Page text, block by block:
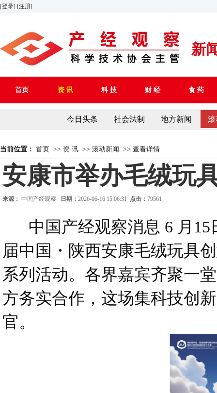
[登录] [注册]
新
首页 资 讯 科 技 财 经 食 药
今日头条 社会法制 地方新闻 滚
当前位置： 首页 >> 资 讯 >> 滚动新闻 >> 查看详情
安康市举办毛绒玩
来源： 中国产经观察 日期： 2026-06-16 15:06:31 点击： 79561
中国产经观察消息 6 月15
届中国・陕西安康毛绒玩具
系列活动。各界嘉宾齐聚一
方务实合作，这场集科技创
官。